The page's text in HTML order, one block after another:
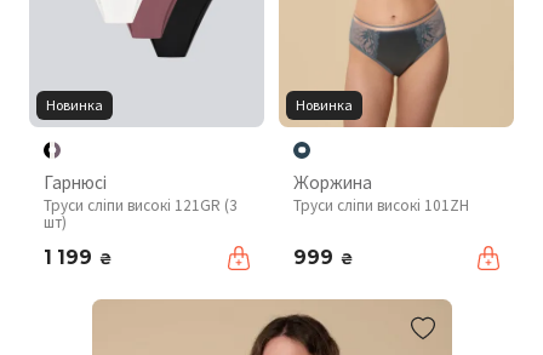
Новинка
Гарнюсі
Труси сліпи високі 121GR (3
шт)
1 199 ₴
Новинка
Жоржина
Труси сліпи високі 101ZH
999 ₴